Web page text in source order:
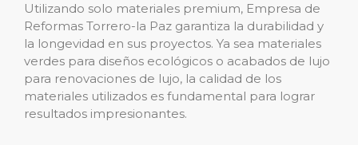
Utilizando solo materiales premium, Empresa de
Reformas Torrero-la Paz garantiza la durabilidad y
la longevidad en sus proyectos. Ya sea materiales
verdes para diseños ecológicos o acabados de lujo
para renovaciones de lujo, la calidad de los
materiales utilizados es fundamental para lograr
resultados impresionantes.